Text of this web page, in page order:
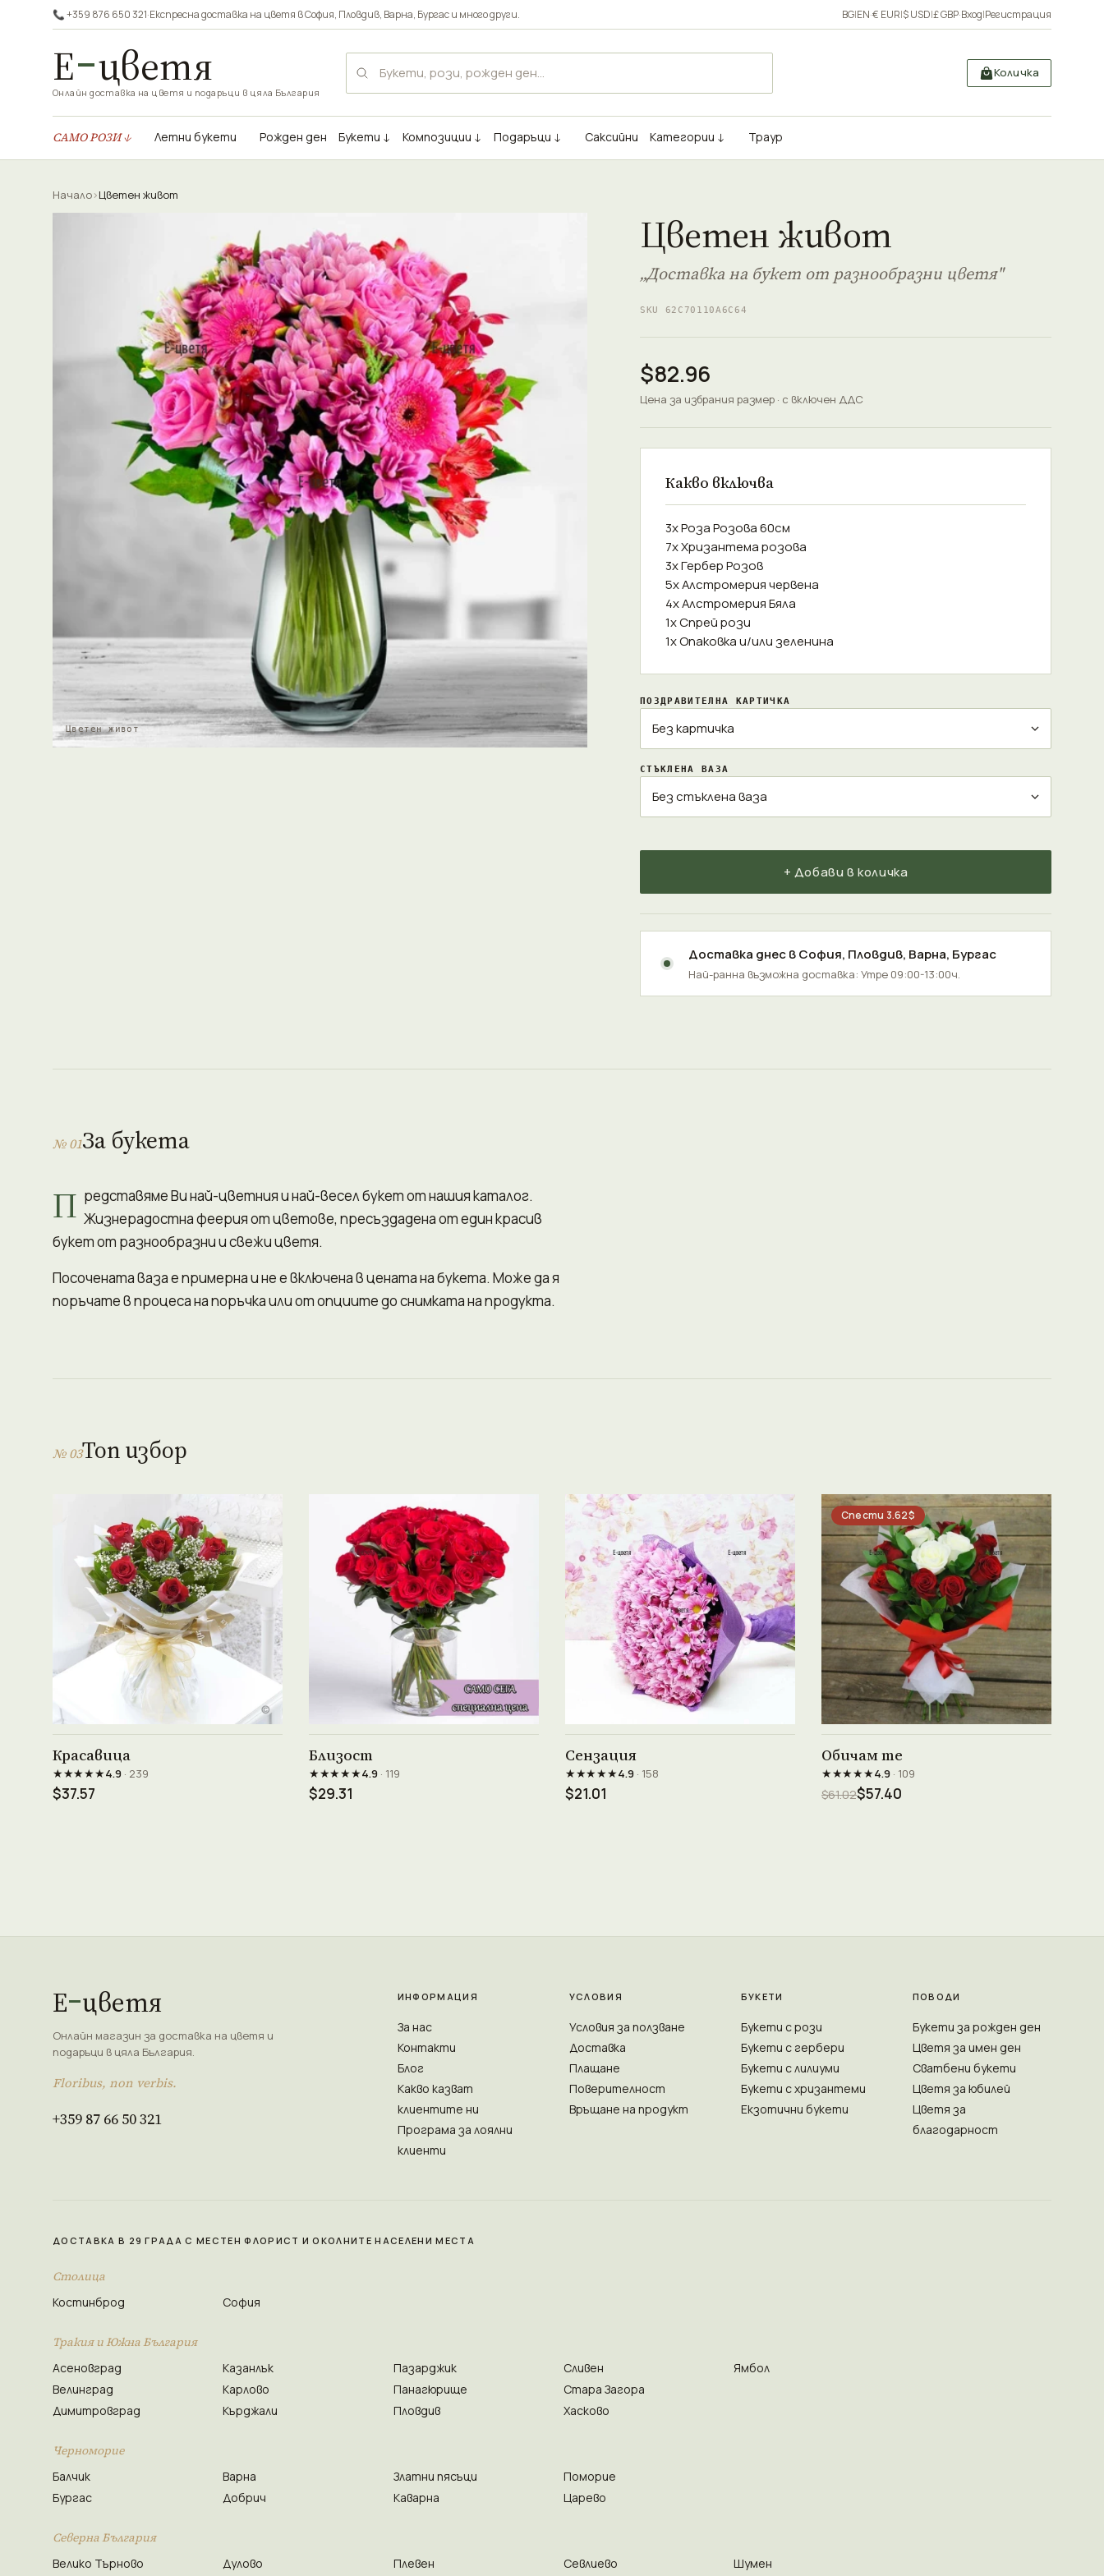
📞 +359 876 650 321·Експресна доставка на цветя вСофия, Пловдив, Варна, Бургаси много други. BG|EN·€ EUR|$ USD|£ GBP·Вход|Регистрация
Е цветя
Онлайн доставка на цветя и подаръци в цяла България
Количка
САМО РОЗИ ↓ Летни букети Рожден ден Букети ↓ Композиции ↓ Подаръци ↓ Саксийни Категории ↓ Траур
Начало›Цветен живот
Цветен живот
Цветен живот
„Доставка на букет от разнообразни цветя"
SKU 62C70110A6C64
$82.96
Цена за избрания размер · с включен ДДС
Какво включва
3x Роза Розова 60см
7x Хризантема розова
3x Гербер Розов
5x Алстромерия червена
4x Алстромерия Бяла
1x Спрей рози
1x Опаковка и/или зеленина
ПОЗДРАВИТЕЛНА КАРТИЧКА
СТЪКЛЕНА ВАЗА
+ Добави в количка
Доставка днес вСофия, Пловдив, Варна, Бургас
Най-ранна възможна доставка: Утре 09:00-13:00ч.
№ 01За букета
П редставяме Ви най-цветния и най-весел букет от нашия каталог.
Жизнерадостна феерия от цветове, пресъздадена от един красив
букет от разнообразни и свежи цветя.
Посочената ваза е примерна и не е включена в цената на букета. Може да я
поръчате в процеса на поръчка или от опциите до снимката на продукта.
№ 03Топ избор
Красавица
★★★★★4.9· 239
$37.57
Близост
★★★★★4.9· 119
$29.31
Сензация
★★★★★4.9· 158
$21.01
Спести 3.62$
Обичам те
★★★★★4.9· 109
$61.02$57.40
Е цветя
Онлайн магазин за доставка на цветя и
подаръци в цяла България.
Floribus, non verbis.
+359 87 66 50 321
ИНФОРМАЦИЯ
За нас
Контакти
Блог
Какво казват
клиентите ни
Програма за лоялни
клиенти
УСЛОВИЯ
Условия за ползване
Доставка
Плащане
Поверителност
Връщане на продукт
БУКЕТИ
Букети с рози
Букети с гербери
Букети с лилиуми
Букети с хризантеми
Екзотични букети
ПОВОДИ
Букети за рожден ден
Цветя за имен ден
Сватбени букети
Цветя за юбилей
Цветя за
благодарност
ДОСТАВКА В 29 ГРАДА С МЕСТЕН ФЛОРИСТ И ОКОЛНИТЕ НАСЕЛЕНИ МЕСТА
Столица
Костинброд София
Тракия и Южна България
Асеновград
Велинград
Димитровград
Казанлък
Карлово
Кърджали
Пазарджик
Панагюрище
Пловдив
Сливен
Стара Загора
Хасково
Ямбол
Черноморие
Балчик
Бургас
Варна
Добрич
Златни пясъци
Каварна
Поморие
Царево
Северна България
Велико Търново Дулово Плевен Севлиево Шумен